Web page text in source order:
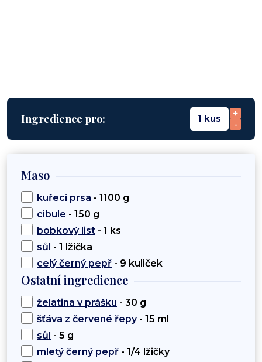
Ingredience pro: 1 kus
+
-
Maso
kuřecí prsa - 1100 g
cibule - 150 g
bobkový list - 1 ks
sůl - 1 lžička
celý černý pepř - 9 kuliček
Ostatní ingredience
želatina v prášku - 30 g
šťáva z červené řepy- 15 ml
sůl - 5 g
mletý černý pepř - 1/4 lžičky